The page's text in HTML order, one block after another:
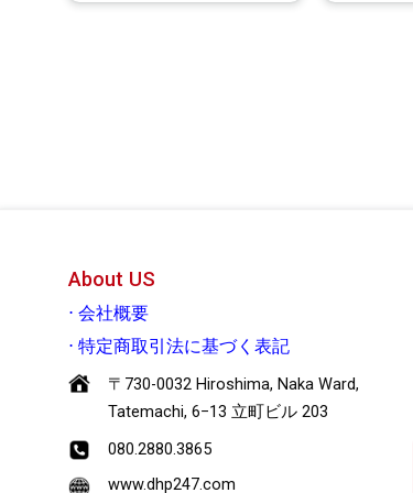
Yêu thích
About US
⋅ 会社概要
⋅ 特定商取引法に基づく表記
〒730-0032 Hiroshima, Naka Ward,
Tatemachi, 6−13 立町ビル 203
080.2880.3865
www.dhp247.com